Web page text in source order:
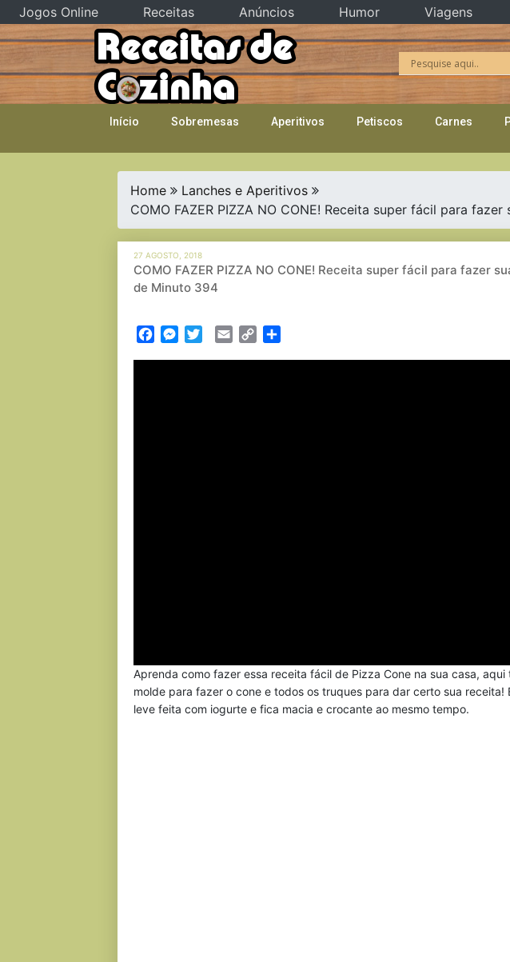
Skip
to
content
Início Sobremesas Aperitivos Petiscos Carnes
Home
Lanches e Aperitivos
COMO FAZER PIZZA NO CONE! Receita super fácil para
27 AGOSTO, 2018
COMO FAZER PIZZA NO CONE! Receita super fácil para fazer
de Minuto 394
FacebookMessenger
TwitterEmail Copy
Aprenda como fazer essa receita fácil de Pizza Cone na sua casa, aqui
molde para fazer o cone e todos os truques para dar certo sua receita!
leve feita com iogurte e fica macia e crocante ao mesmo tempo.
Jogos Online Receitas Anúncios Humor Viagens